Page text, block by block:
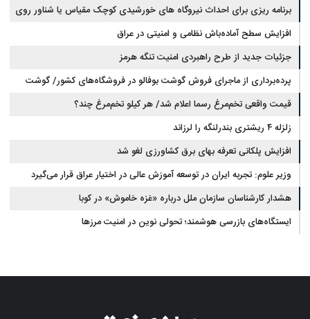
برنامه ریزی برای احداث نیروگاه های خورشیدی کوچک مقیاس یا شناور روی
آب در مازندران
افزایش سطح آماده‌باش نظامی و امنیتی در عراق
جزئیات جدید از طرح راهبردی امنیت تنگه هرمز
پرده‌برداری از ماجرای فروش گوشت بوفالو در فروشگاه‌های کشور/ گوشت
بوفالو از کجا وارد می‌شود؟/ هر کیلو بوفالو با چه قیمتی به فروش می‌رود؟
قیمت واقعی تخم‌مرغ رسما اعلام شد/ هر کیلو تخم‌مرغ چند؟
زلزله ۴ ریشتری بندرلنگه را لرزاند
افزایش پلکانی تعرفه بهای برق کشاورزی لغو شد
وزیر علوم: تجربه ایران در توسعه آموزش عالی در اختیار عراق قرار می‌گیرد
هشدار کارشناسان سازمان ملل درباره «غزه‌ خاموش» در کوبا
ایستگاه‌های بازرسی هوشمند؛ تحولی نوین در امنیت مرزها